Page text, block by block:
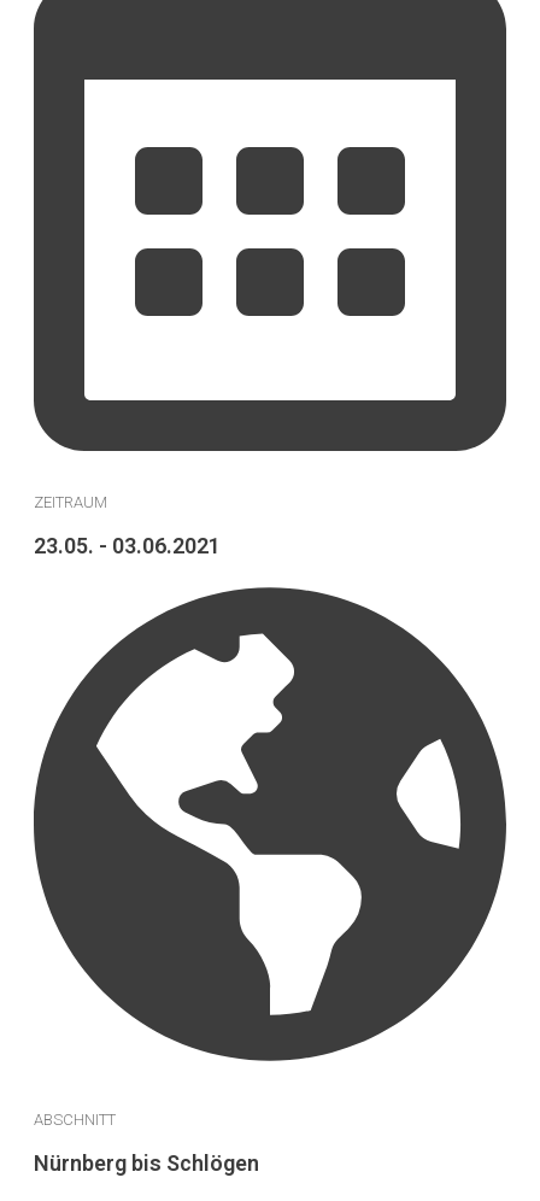
ZEITRAUM
23.05. - 03.06.2021
ABSCHNITT
Nürnberg bis Schlögen